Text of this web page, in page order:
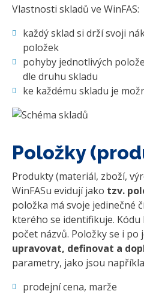
Vlastnosti skladů ve WinFAS:
každý sklad si drží svoji
položek
pohyby jednotlivých
dle druhu skladu
ke každému skladu je
Položky
Produkty (materiál, zboží,
WinFASu evidují jako tzv.
položka má svoje jedinečné
kterého se identifikuje.
počet názvů. Položky se i po
upravovat, definovat a
parametry, jako jsou
prodejní cena, marže